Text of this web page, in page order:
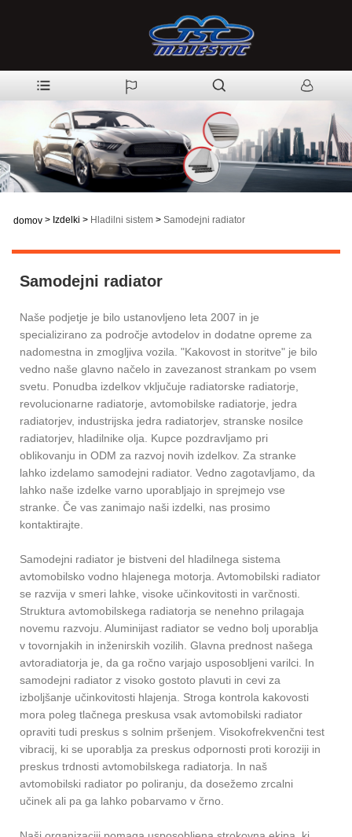
domov > Izdelki > Hladilni sistem > Samodejni radiator
Samodejni radiator
Naše podjetje je bilo ustanovljeno leta 2007 in je
specializirano za področje avtodelov in dodatne opreme za
nadomestna in zmogljiva vozila. "Kakovost in storitve" je bilo
vedno naše glavno načelo in zavezanost strankam po vsem
svetu. Ponudba izdelkov vključuje radiatorske radiatorje,
revolucionarne radiatorje, avtomobilske radiatorje, jedra
radiatorjev, industrijska jedra radiatorjev, stranske nosilce
radiatorjev, hladilnike olja. Kupce pozdravljamo pri
oblikovanju in ODM za razvoj novih izdelkov. Za stranke
lahko izdelamo samodejni radiator. Vedno zagotavljamo, da
lahko naše izdelke varno uporabljajo in sprejmejo vse
stranke. Če vas zanimajo naši izdelki, nas prosimo
kontaktirajte.
Samodejni radiator je bistveni del hladilnega sistema
avtomobilsko vodno hlajenega motorja. Avtomobilski radiator
se razvija v smeri lahke, visoke učinkovitosti in varčnosti.
Struktura avtomobilskega radiatorja se nenehno prilagaja
novemu razvoju. Aluminijast radiator se vedno bolj uporablja
v tovornjakih in inženirskih vozilih. Glavna prednost našega
avtoradiatorja je, da ga ročno varjajo usposobljeni varilci. In
samodejni radiator z visoko gostoto plavuti in cevi za
izboljšanje učinkovitosti hlajenja. Stroga kontrola kakovosti
mora poleg tlačnega preskusa vsak avtomobilski radiator
opraviti tudi preskus s solnim pršenjem. Visokofrekvenčni test
vibracij, ki se uporablja za preskus odpornosti proti koroziji in
preskus trdnosti avtomobilskega radiatorja. In naš
avtomobilski radiator po poliranju, da dosežemo zrcalni
učinek ali pa ga lahko pobarvamo v črno.